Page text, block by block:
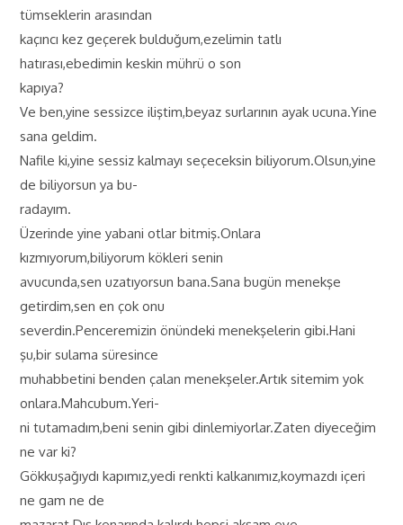
tümseklerin arasından
kaçıncı kez geçerek bulduğum,ezelimin tatlı
hatırası,ebedimin keskin mührü o son
kapıya?
Ve ben,yine sessizce iliştim,beyaz surlarının ayak ucuna.Yine
sana geldim.
Nafile ki,yine sessiz kalmayı seçeceksin biliyorum.Olsun,yine
de biliyorsun ya bu-
radayım.
Üzerinde yine yabani otlar bitmiş.Onlara
kızmıyorum,biliyorum kökleri senin
avucunda,sen uzatıyorsun bana.Sana bugün menekşe
getirdim,sen en çok onu
severdin.Penceremizin önündeki menekşelerin gibi.Hani
şu,bir sulama süresince
muhabbetini benden çalan menekşeler.Artık sitemim yok
onlara.Mahcubum.Yeri-
ni tutamadım,beni senin gibi dinlemiyorlar.Zaten diyeceğim
ne var ki?
Gökkuşağıydı kapımız,yedi renkti kalkanımız,koymazdı içeri
ne gam ne de